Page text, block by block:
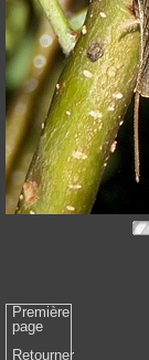
Première
page
Retourner